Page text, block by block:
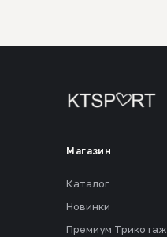
Магазин
Каталог
Новинки
Премиум Трикотаж